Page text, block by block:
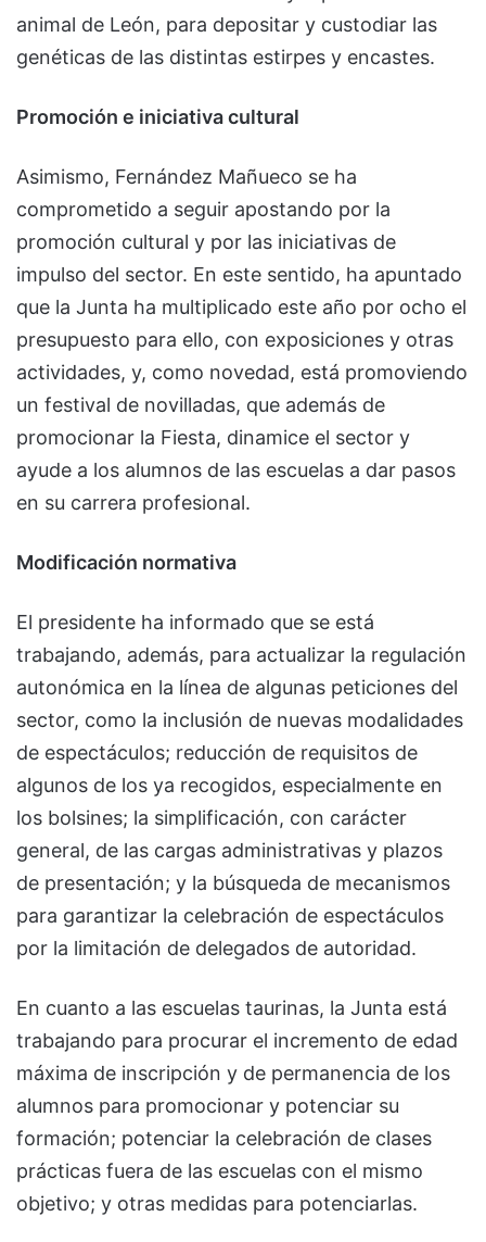
animal de León, para depositar y custodiar las
genéticas de las distintas estirpes y encastes.
Promoción e iniciativa cultural
Asimismo, Fernández Mañueco se ha
comprometido a seguir apostando por la
promoción cultural y por las iniciativas de
impulso del sector. En este sentido, ha apuntado
que la Junta ha multiplicado este año por ocho el
presupuesto para ello, con exposiciones y otras
actividades, y, como novedad, está promoviendo
un festival de novilladas, que además de
promocionar la Fiesta, dinamice el sector y
ayude a los alumnos de las escuelas a dar pasos
en su carrera profesional.
Modificación normativa
El presidente ha informado que se está
trabajando, además, para actualizar la regulación
autonómica en la línea de algunas peticiones del
sector, como la inclusión de nuevas modalidades
de espectáculos; reducción de requisitos de
algunos de los ya recogidos, especialmente en
los bolsines; la simplificación, con carácter
general, de las cargas administrativas y plazos
de presentación; y la búsqueda de mecanismos
para garantizar la celebración de espectáculos
por la limitación de delegados de autoridad.
En cuanto a las escuelas taurinas, la Junta está
trabajando para procurar el incremento de edad
máxima de inscripción y de permanencia de los
alumnos para promocionar y potenciar su
formación; potenciar la celebración de clases
prácticas fuera de las escuelas con el mismo
objetivo; y otras medidas para potenciarlas.